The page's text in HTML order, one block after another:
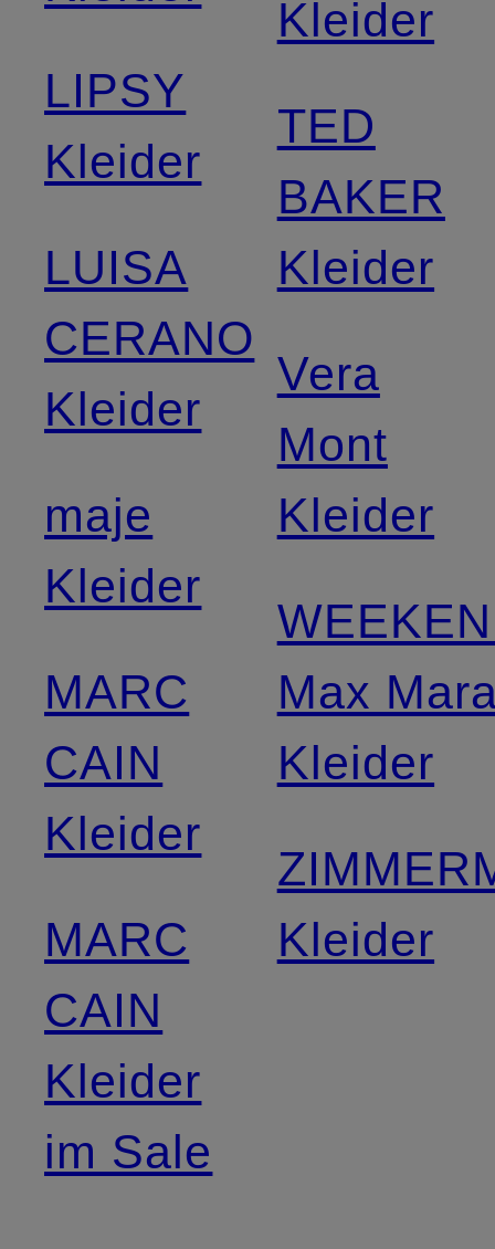
LIPSY
Kleider
LUISA
CERANO
Kleider
maje
Kleider
MARC
CAIN
Kleider
MARC
CAIN
Kleider
im Sale
Kleider
TED
BAKER
Kleider
Vera
Mont
Kleider
Max
Kleider
Kleider